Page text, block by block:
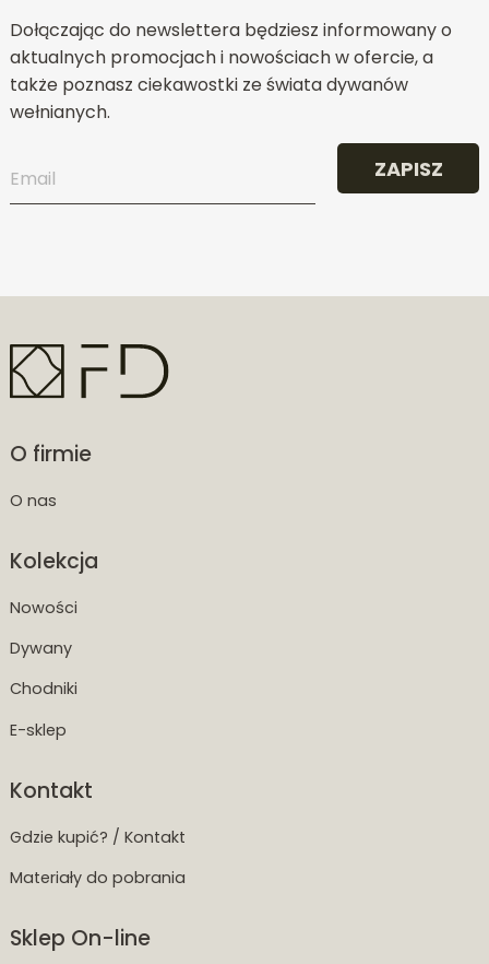
Dołączając do newslettera będziesz informowany o
aktualnych promocjach i nowościach w ofercie, a
także poznasz ciekawostki ze świata dywanów
wełnianych.
ZAPISZ
O firmie
O nas
Kolekcja
Nowości
Dywany
Chodniki
E-sklep
Kontakt
Gdzie kupić? / Kontakt
Materiały do pobrania
Sklep On-line